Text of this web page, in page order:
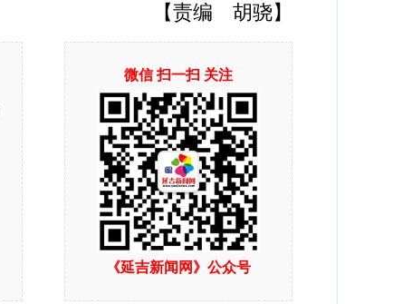
【责编 胡骁】
微信 扫一扫 关注
《延吉新闻网》公众号